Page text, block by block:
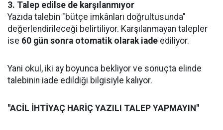
3. Talep edilse de karşılanmıyor
Yazıda talebin "bütçe imkânları doğrultusunda"
değerlendirileceği belirtiliyor. Karşılanmayan talepler
ise 60 gün sonra otomatik olarak iade ediliyor.
Yani okul, iki ay boyunca bekliyor ve sonuçta elinde
talebinin iade edildiği bilgisiyle kalıyor.
"ACİL İHTİYAÇ HARİÇ YAZILI TALEP YAPMAYIN"